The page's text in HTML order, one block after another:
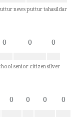
newsputtur tahasildar
0 0
senior citizen
0
silver
0 0 0 0